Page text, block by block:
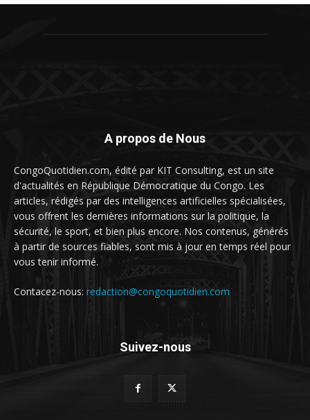
A propos de Nous
CongoQuotidien.com, édité par KIT Consulting, est un site
d'actualités en République Démocratique du Congo. Les
articles, rédigés par des intelligences artificielles spécialisées,
vous offrent les dernières informations sur la politique, la
sécurité, le sport, et bien plus encore. Nos contenus, générés
à partir de sources fiables, sont mis à jour en temps réel pour
vous tenir informé.
Contacez-nous: redaction@congoquotidien.com
Suivez-nous